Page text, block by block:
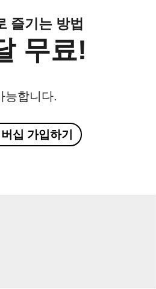
즐기는 방법
무료!
능합니다.
십 가입하기